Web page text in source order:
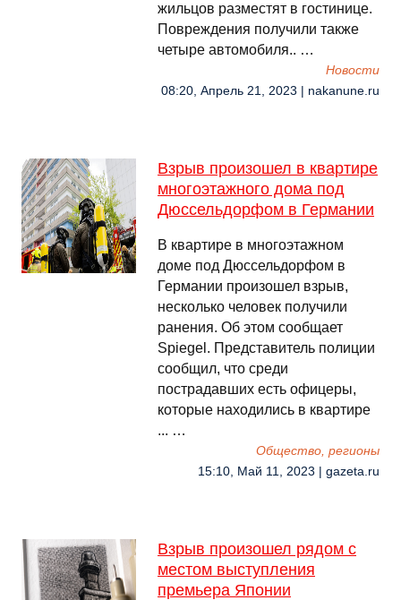
жильцов разместят в гостинице.
Повреждения получили также
четыре автомобиля.. …
Новости
08:20, Апрель 21, 2023 | nakanune.ru
Взрыв произошел в квартире
многоэтажного дома под
Дюссельдорфом в Германии
В квартире в многоэтажном
доме под Дюссельдорфом в
Германии произошел взрыв,
несколько человек получили
ранения. Об этом сообщает
Spiegel. Представитель полиции
сообщил, что среди
пострадавших есть офицеры,
которые находились в квартире
... …
Общество, регионы
15:10, Май 11, 2023 | gazeta.ru
Взрыв произошел рядом с
местом выступления
премьера Японии